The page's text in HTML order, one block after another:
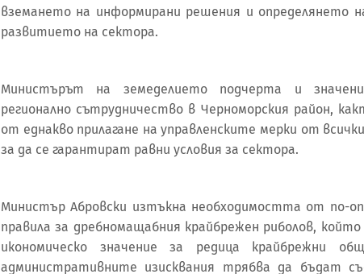
вземането на информирани решения и определянето
развитието на сектора.
Министърът на земеделието подчерта и
регионално сътрудничество в Черноморския район,
от еднакво прилагане на управленските мерки от
за да се гарантират равни условия за сектора.
Министър Абровски изтъкна необходимостта от по-
правила за дребномащабния крайбрежен риболов,
икономическо значение за редица крайбрежни
административните изисквания трябва да бъдат